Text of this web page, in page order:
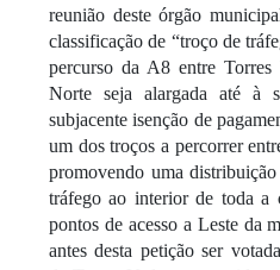
reunião deste órgão
classificação de “troço de
percurso da A8 entre
Norte seja alargada até à
subjacente isenção de
um dos troços a percorrer
promovendo uma
tráfego ao interior de toda a
pontos de acesso a Leste da
antes desta petição ser